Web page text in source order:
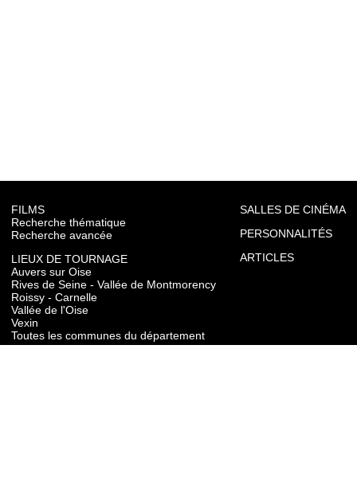
FILMS
Recherche thématique
Recherche avancée
LIEUX DE TOURNAGE
Auvers sur Oise
Rives de Seine - Vallée de Montmorency
Roissy - Carnelle
Vallée de l'Oise
Vexin
Toutes les communes du département
SALLES DE CINÉMA
PERSONNALITÉS
ARTICLES